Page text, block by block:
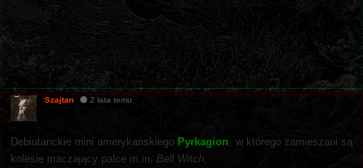
Szajtan 2 lata temu
Debiutanckie mini amerykańskiego Pyrkagion , w którego zamieszani są
kolesie maczający palce m.in. Bell Witch